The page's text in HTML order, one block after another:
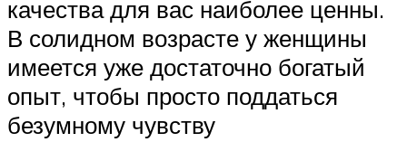
качества для вас наиболее ценны.
В солидном возрасте у женщины
имеется уже достаточно богатый
опыт, чтобы просто поддаться
безумному чувству